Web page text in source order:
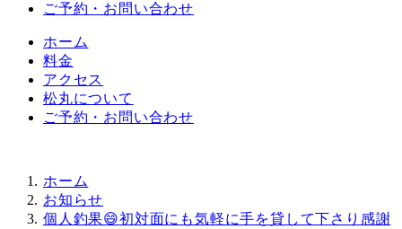
ご予約・お問い合わせ
ホーム
料金
アクセス
松丸について
ご予約・お問い合わせ
ホーム
お知らせ
個人釣果😄初対面にも気軽に手を貸して下さり感謝